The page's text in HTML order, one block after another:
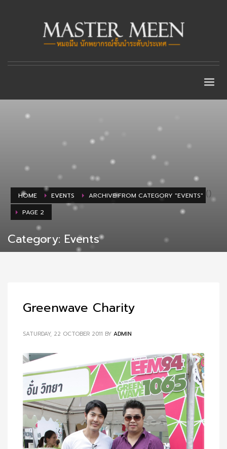
HOME EVENTS ARCHIVE FROM CATEGORY "EVENTS" (
PAGE 2
)
Category: Events
Greenwave Charity
SATURDAY, 22 OCTOBER 2011 BY ADMIN